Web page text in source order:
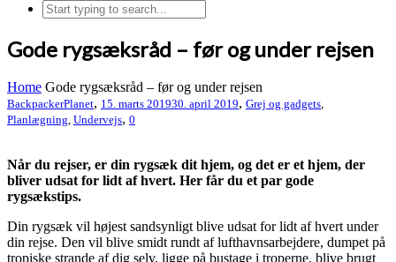
Gode rygsæksråd – før og under rejsen
Home Gode rygsæksråd – før og under rejsen
BackpackerPlanet, 15. marts 201930. april 2019, Grej og gadgets
Planlægning Undervejs, 0
Når du rejser, er din rygsæk dit hjem, og det er et hjem, der
bliver udsat for lidt af hvert. Her får du et par gode
rygsækstips.
Din rygsæk vil højest sandsynligt blive udsat for lidt af hvert under
din rejse. Den vil blive smidt rundt af lufthavnsarbejdere, dumpet på
tropiske strande af dig selv, ligge på bustage i troperne, blive brugt